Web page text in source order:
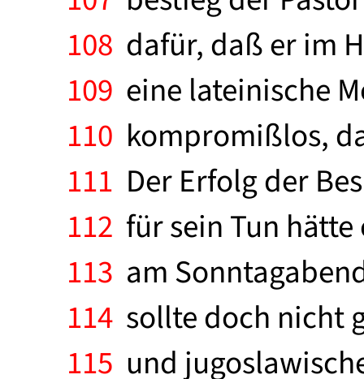
108 dafür, daß er im
109 eine lateinische
110 kompromißlos,
111 Der Erfolg der
112 für sein Tun
113 am
114 sollte doch nicht
115 und